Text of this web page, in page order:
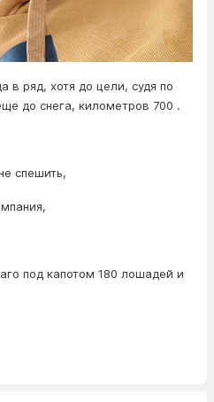
в ряд, хотя до цели, судя по
до снега, километров 700 .
спешить,
под капотом 180 лошадей и